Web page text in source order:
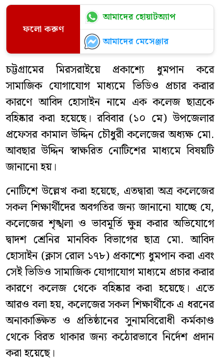
ফলো করুণ
আমাদের হোয়াটঅ্যাপ
আমাদের মেসেঞ্জার
চট্টগ্রামের মিরসরাইয়ে প্রকাশ্যে ধুমপান করে
সামাজিক যোগাযোগ মাধ্যমে ভিডিও প্রচার করার
কারণে আবিদ হোসাইন নামে এক কলেজ ছাত্রকে
বহিষ্কার করা হয়েছে। রবিবার (১০ মে) উপজেলার
প্রফেসর কামাল উদ্দিন চৌধুরী কলেজের অধ্যক্ষ মো.
আবছার উদ্দিন স্বাক্ষরিত নোটিশের মাধ্যমে বিষয়টি
জানানো হয়।
নোটিশে উল্লেখ করা হয়েছে, এতদ্বারা অত্র কলেজের
সকল শিক্ষার্থীদের অবগতির জন্য জানানো যাচ্ছে যে,
কলেজের শৃঙ্খলা ও ভাবমূর্তি ক্ষুন্ন করার অভিযোগে
দ্বাদশ শ্রেনির মানবিক বিভাগের ছাত্র মো. আবিদ
হোসাইন (ক্লাস রোল ১৭৮) প্রকাশ্যে ধুমপান করা এবং
সেই ভিডিও সামাজিক যোগাযোগ মাধ্যমে প্রচার করার
কারণে কলেজ থেকে বহিষ্কার করা হয়েছে। এতে
আরও বলা হয়, কলেজের সকল শিক্ষার্থীকে এ ধরনের
অনাকাঙ্ক্ষিত ও প্রতিষ্ঠানের সুনামবিরোধী কর্মকাণ্ড
থেকে বিরত থাকার জন্য কঠোরভাবে নির্দেশ প্রদান
করা হয়েছে।